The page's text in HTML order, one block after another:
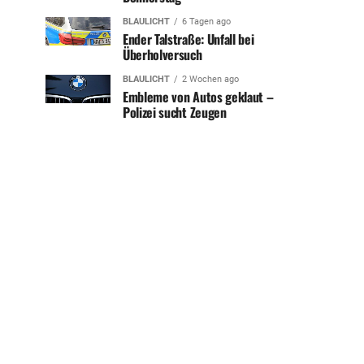
BLAULICHT 6 Tagen ago
Ender Talstraße: Unfall bei
Überholversuch
BLAULICHT 2 Wochen ago
Embleme von Autos geklaut –
Polizei sucht Zeugen